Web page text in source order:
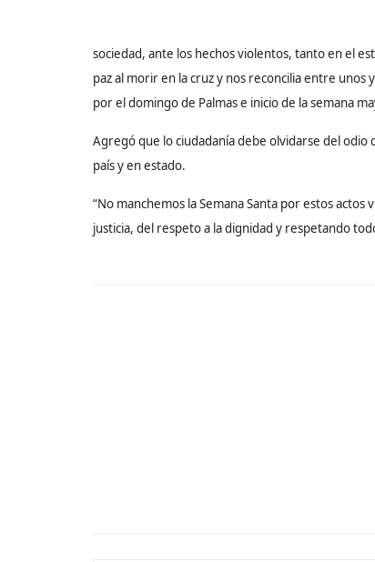
sociedad, ante los hechos violentos, tanto en el
paz al morir en la cruz y nos reconcilia entre
por el domingo de Palmas e inicio de la semana
Agregó que lo ciudadanía debe olvidarse del
país y en estado.
“No manchemos la Semana Santa por estos
justicia, del respeto a la dignidad y respetando